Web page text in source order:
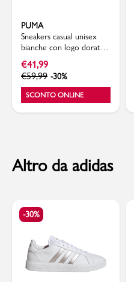
PUMA
Sneakers casual unisex
bianche con logo dorato
Puma Court Classico
€41,99
€59,99 -30%
SCONTO ONLINE
Altro da adidas
-30%